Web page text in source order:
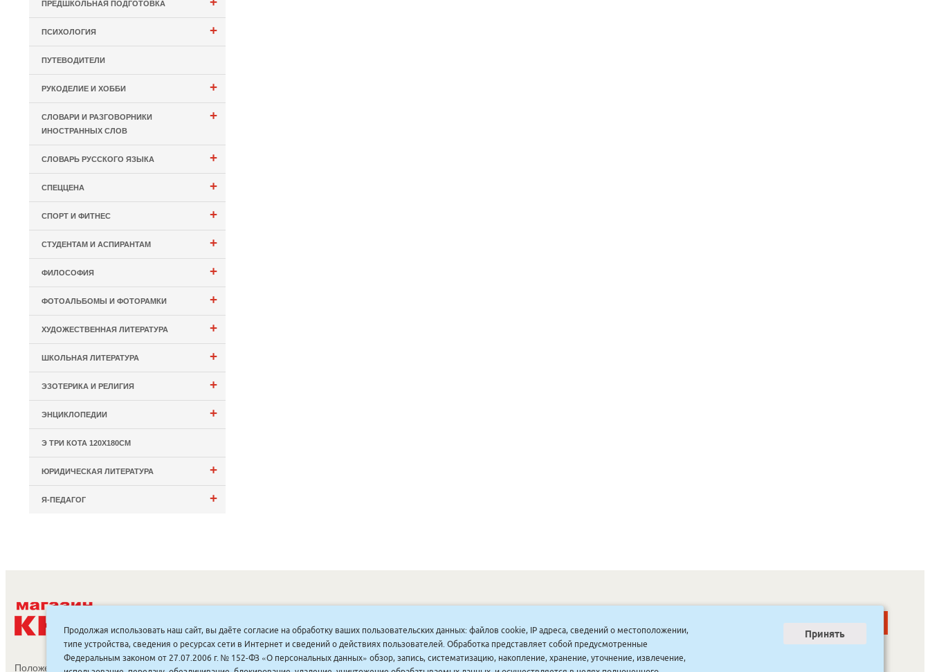
ПРЕДШКОЛЬНАЯ ПОДГОТОВКА
+
ПСИХОЛОГИЯ
ПУТЕВОДИТЕЛИ
+
РУКОДЕЛИЕ И ХОББИ
+
СЛОВАРИ И РАЗГОВОРНИКИ
ИНОСТРАННЫХ СЛОВ
+
СЛОВАРЬ РУССКОГО ЯЗЫКА
+
СПЕЦЦЕНА
+
СПОРТ И ФИТНЕС
+
СТУДЕНТАМ И АСПИРАНТАМ
+
ФИЛОСОФИЯ
+
ФОТОАЛЬБОМЫ И ФОТОРАМКИ
+
ХУДОЖЕСТВЕННАЯ ЛИТЕРАТУРА
+
ШКОЛЬНАЯ ЛИТЕРАТУРА
+
ЭЗОТЕРИКА И РЕЛИГИЯ
+
ЭНЦИКЛОПЕДИИ
Э ТРИ КОТА 120Х180СМ
+
ЮРИДИЧЕСКАЯ ЛИТЕРАТУРА
+
Я-ПЕДАГОГ
Положение об обработке и защите персональных данных
ДИСКОНТНАЙ СИСТЕМА
ЮРИДИЧЕСКАЙ ВАКАНСИЯЛАР |
ООО “Канцпроф”, ул. Красильникова, 8, строение 3
Продолжая использовать наш сайт, вы даёте согласие на обработку ваших пользовательских данных: файлов cookie, IP адреса, сведений о местоположении,
типе устройства, сведения о ресурсах сети в Интернет и сведений о действиях пользователей. Обработка представляет собой предусмотренные
Федеральным законом от 27.07.2006 г. № 152-ФЗ «О персональных данных» обзор, запись, систематизацию, накопление, хранение, уточнение, извлечение,
Принять